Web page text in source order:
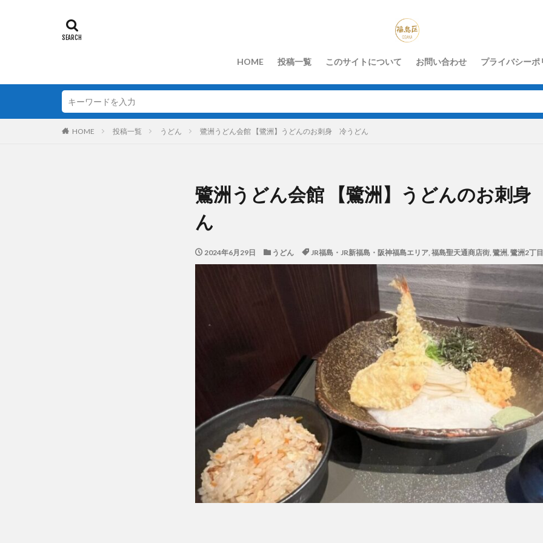
HOME 投稿一覧 このサイトについて お問い合わせ プライバシーポ
HOME 投稿一覧 うどん 鷺洲うどん会館 【鷺洲】うどんのお刺身 冷うどん
鷺洲うどん会館 【鷺洲】うどんのお刺
ん
2024年6月29日 うどん JR福島・JR新福島・阪神福島エリア, 福島聖天通商店街, 鷺洲, 鷺洲2丁目